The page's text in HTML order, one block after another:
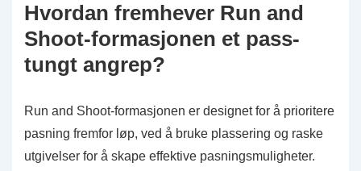
Hvordan fremhever Run and
Shoot-formasjonen et pass-
tungt angrep?
Run and Shoot-formasjonen er designet for å prioritere
pasning fremfor løp, ved å bruke plassering og raske
utgivelser for å skape effektive pasningsmuligheter.